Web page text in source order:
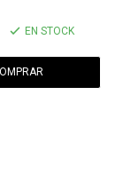
EN STOCK